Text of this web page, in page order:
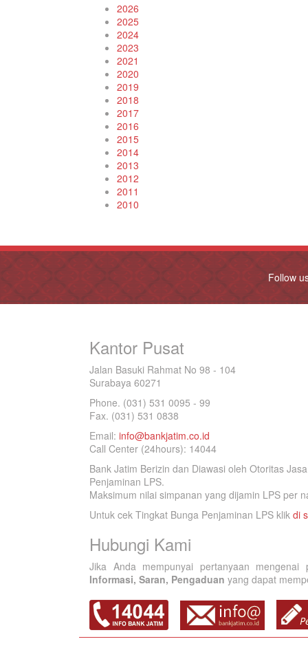
2026
2025
2024
2023
2021
2020
2019
2018
2017
2016
2015
2014
2013
2012
2011
2010
Follow
Kantor Pusat
Jalan Basuki Rahmat No 98 - 104
Surabaya 60271
Phone. (031) 531 0095 - 99
Fax. (031) 531 0838
Email: info@bankjatim.co.id
Call Center (24hours): 14044
Bank Jatim Berizin dan Diawasi oleh Otoritas
Penjaminan LPS.
Maksimum nilai simpanan yang dijamin LPS per
Untuk cek Tingkat Bunga Penjaminan LPS klik di
Hubungi Kami
Jika Anda mempunyai pertanyaan
Informasi, Saran, Pengaduan yang dapat